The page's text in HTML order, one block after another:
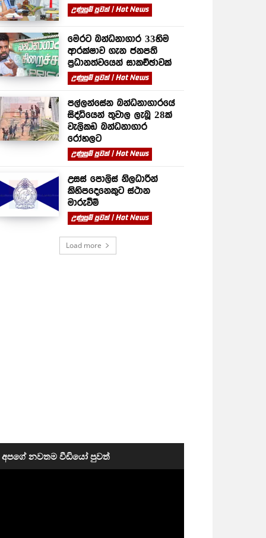
උණුසුම් පුවත් | Hot News
මෙරට බන්ධනාගාර 33හිම
ආරක්ෂාව ගැන ජනපති
ප්‍රධානත්වයෙන් සාකච්ඡාවක්
උණුසුම් පුවත් | Hot News
පල්ලන්සේන බන්ධනාගාරයේ
සිද්ධියෙන් තුවාල ලැබූ 28ක්
වැලිකඩ බන්ධනාගාර
රෝහලට
උණුසුම් පුවත් | Hot News
උසස් පොලිස් නිලධාරීන්
කිහිපදෙනෙකුට ස්ථාන
මාරුවීම්
උණුසුම් පුවත් | Hot News
Load more
අපගේ නවතම වීඩියෝ පුවත්